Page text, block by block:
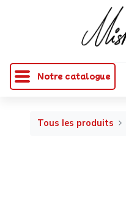
Notre catalogue
Tous les produits